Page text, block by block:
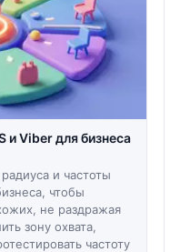
и Viber для бизнеса
и частоты
чтобы
не раздражая
зону охвата,
частоту